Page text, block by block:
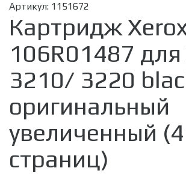
Артикул: 1151672
Картридж
106R01487 для
3210/ 3220
оригинальный
увеличенный
страниц)